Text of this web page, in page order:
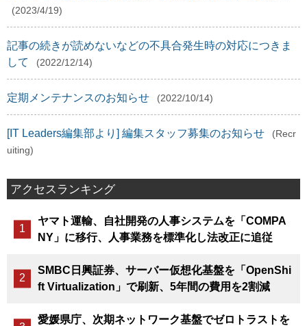
(2023/4/19)
記事の続きが読めないなどの不具合発生時の対応につきま
して
(2022/12/14)
定期メンテナンスのお知らせ (2022/10/14)
[IT Leaders編集部より] 編集スタッフ募集のお知らせ
(Recr
uiting)
アクセスランキング
ヤマト運輸、自社開発の人事システムを「COMPA
NY」に移行、人事業務を標準化し法改正に追従
SMBC日興証券、サーバー仮想化基盤を「OpenShi
ft Virtualization」で刷新、5年間の費用を2割減
愛媛県庁、次期ネットワーク基盤でゼロトラストを